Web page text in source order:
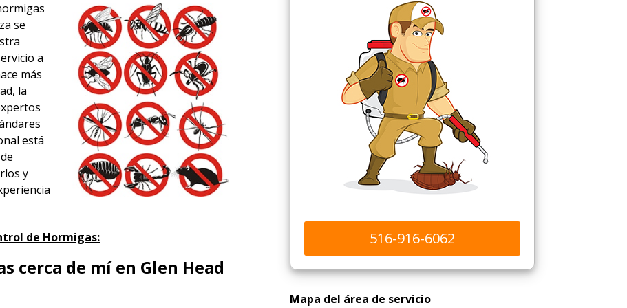
se
a
más
la
está
y
de Hormigas:
cerca de mí en Glen Head
516-916-6062
Mapa del área de servicio